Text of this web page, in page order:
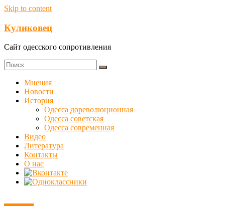
Skip to content
Куликовец
Сайт одесского сопротивления
Мнения
Новости
История
Одесса дореволюционная
Одесса советская
Одесса современная
Видео
Литература
Контакты
О нас